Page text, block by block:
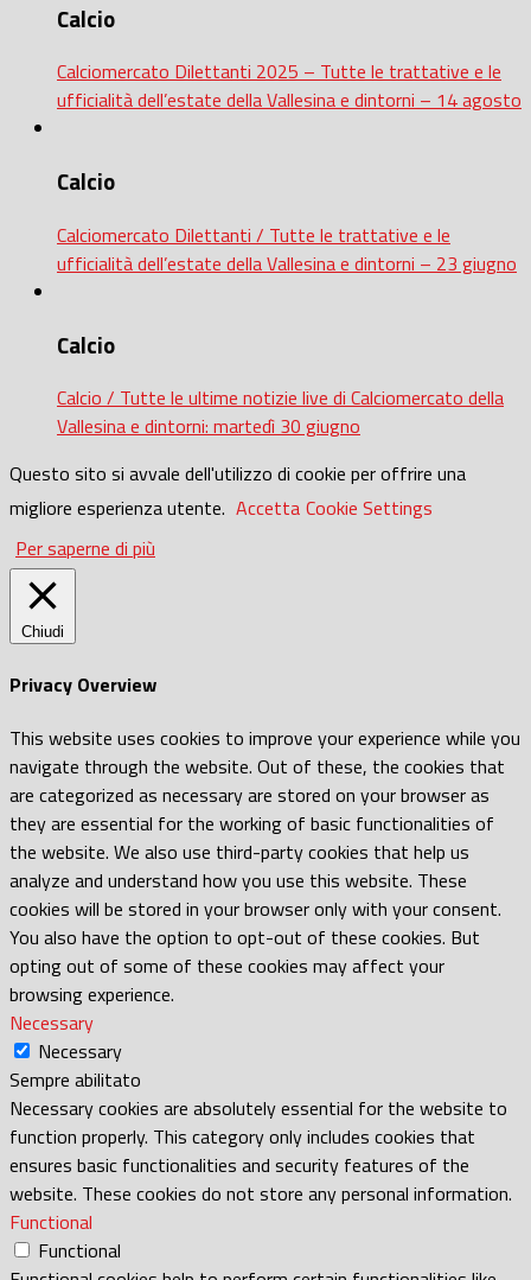
Calcio
Calciomercato Dilettanti 2025 – Tutte le trattative e le
ufficialità dell’estate della Vallesina e dintorni – 14 agosto
Calcio
Calciomercato Dilettanti / Tutte le trattative e le
ufficialità dell’estate della Vallesina e dintorni – 23 giugno
Calcio
Calcio / Tutte le ultime notizie live di Calciomercato della
Vallesina e dintorni: martedì 30 giugno
Questo sito si avvale dell'utilizzo di cookie per offrire una
migliore esperienza utente. Accetta Cookie Settings
Per saperne di più
Chiudi
Privacy Overview
This website uses cookies to improve your experience while you
navigate through the website. Out of these, the cookies that
are categorized as necessary are stored on your browser as
they are essential for the working of basic functionalities of
the website. We also use third-party cookies that help us
analyze and understand how you use this website. These
cookies will be stored in your browser only with your consent.
You also have the option to opt-out of these cookies. But
opting out of some of these cookies may affect your
browsing experience.
Necessary
Necessary
Sempre abilitato
Necessary cookies are absolutely essential for the website to
function properly. This category only includes cookies that
ensures basic functionalities and security features of the
website. These cookies do not store any personal information.
Functional
Functional